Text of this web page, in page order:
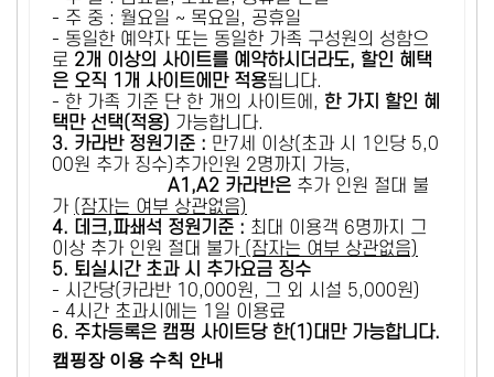
- 주 중 : 월요일 ~ 목요일, 공휴일
- 동일한 예약자 또는 동일한 가족 구성원의 성함으
로 2개 이상의 사이트를 예약하시더라도, 할인 혜택
은 오직 1개 사이트에만 적용됩니다.
- 한 가족 기준 단 한 개의 사이트에, 한 가지 할인 혜
택만 선택(적용) 가능합니다.
3. 카라반 정원기준 : 만7세 이상(초과 시 1인당 5,0
00원 추가 징수)추가인원 2명까지 가능,
A1,A2 카라반은 추가 인원 절대 불
가 (잠자는 여부 상관없음)
4. 데크,파쇄석 정원기준 : ​최대 이용객 6명까지 그
이상 추가 인원 절대 불가 (잠자는 여부 상관없음)
5. 퇴실시간 초과 시 추가요금 징수
- 시간당(카라반 10,000원, 그 외 시설 5,000원)
- 4시간 초과시에는 1일 이용료
6. 주차등록은 캠핑 사이트당 한(1)대만 가능합니다.
캠핑장 이용 수칙 안내